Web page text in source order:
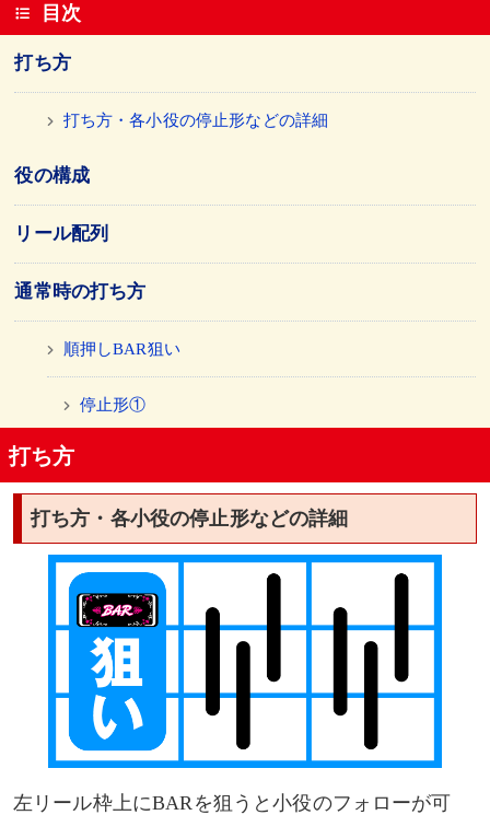
目次
打ち方
打ち方・各小役の停止形などの詳細
役の構成
リール配列
通常時の打ち方
順押しBAR狙い
停止形①
停止形③
停止形④
各小役の停止形
リプレイ
ベル（8枚）
レアベル（8枚）
打ち方
打ち方・各小役の停止形などの詳細
左リール枠上にBARを狙うと小役のフォローが可